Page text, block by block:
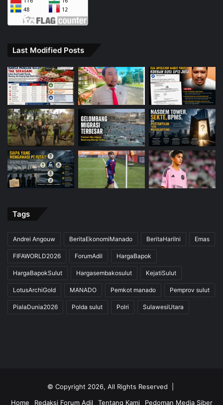
Last Modified Posts
Tags
Andrei Angouw BeritaEkonomiManado BeritaHariIni Emas
FIFAWORLD2026 ForumAdil HargaBapok
HargaBapokSulut Hargasembakosulut KejatiSulut
LotusArchiGold MANADO Pemkot manado Pemprov sulut
PialaDunia2026 Polda sulut Polri SulawesiUtara
© Copyright 2026, All Rights Reserved |
Home
Redaksi Forum Adil Tentang Kami Pedoman Media Siber